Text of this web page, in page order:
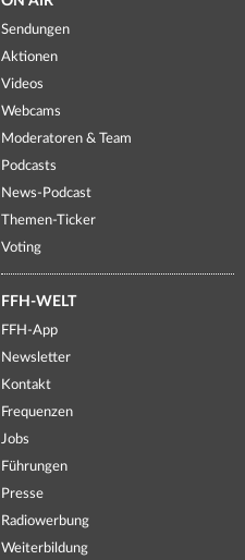
Sendungen
Aktionen
Videos
Webcams
Moderatoren & Team
Podcasts
News-Podcast
Themen-Ticker
Voting
FFH-WELT
FFH-App
Newsletter
Kontakt
Frequenzen
Jobs
Führungen
Presse
Radiowerbung
Weiterbildung